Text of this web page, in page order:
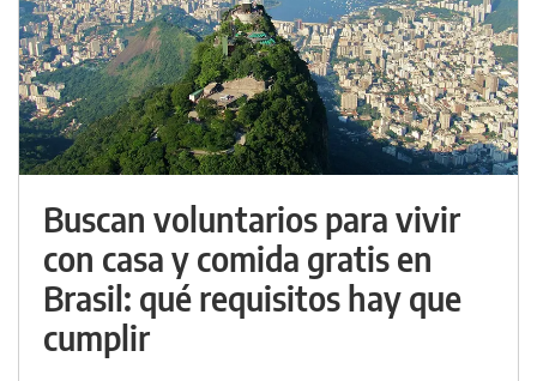
Buscan voluntarios para vivir
con casa y comida gratis en
Brasil: qué requisitos hay que
cumplir